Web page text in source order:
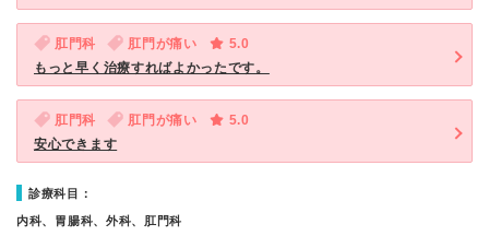
肛門科 肛門が痛い
5.0
もっと早く治療すればよかったです。
肛門科 肛門が痛い
5.0
安心できます
診療科目：
内科、胃腸科、外科、肛門科